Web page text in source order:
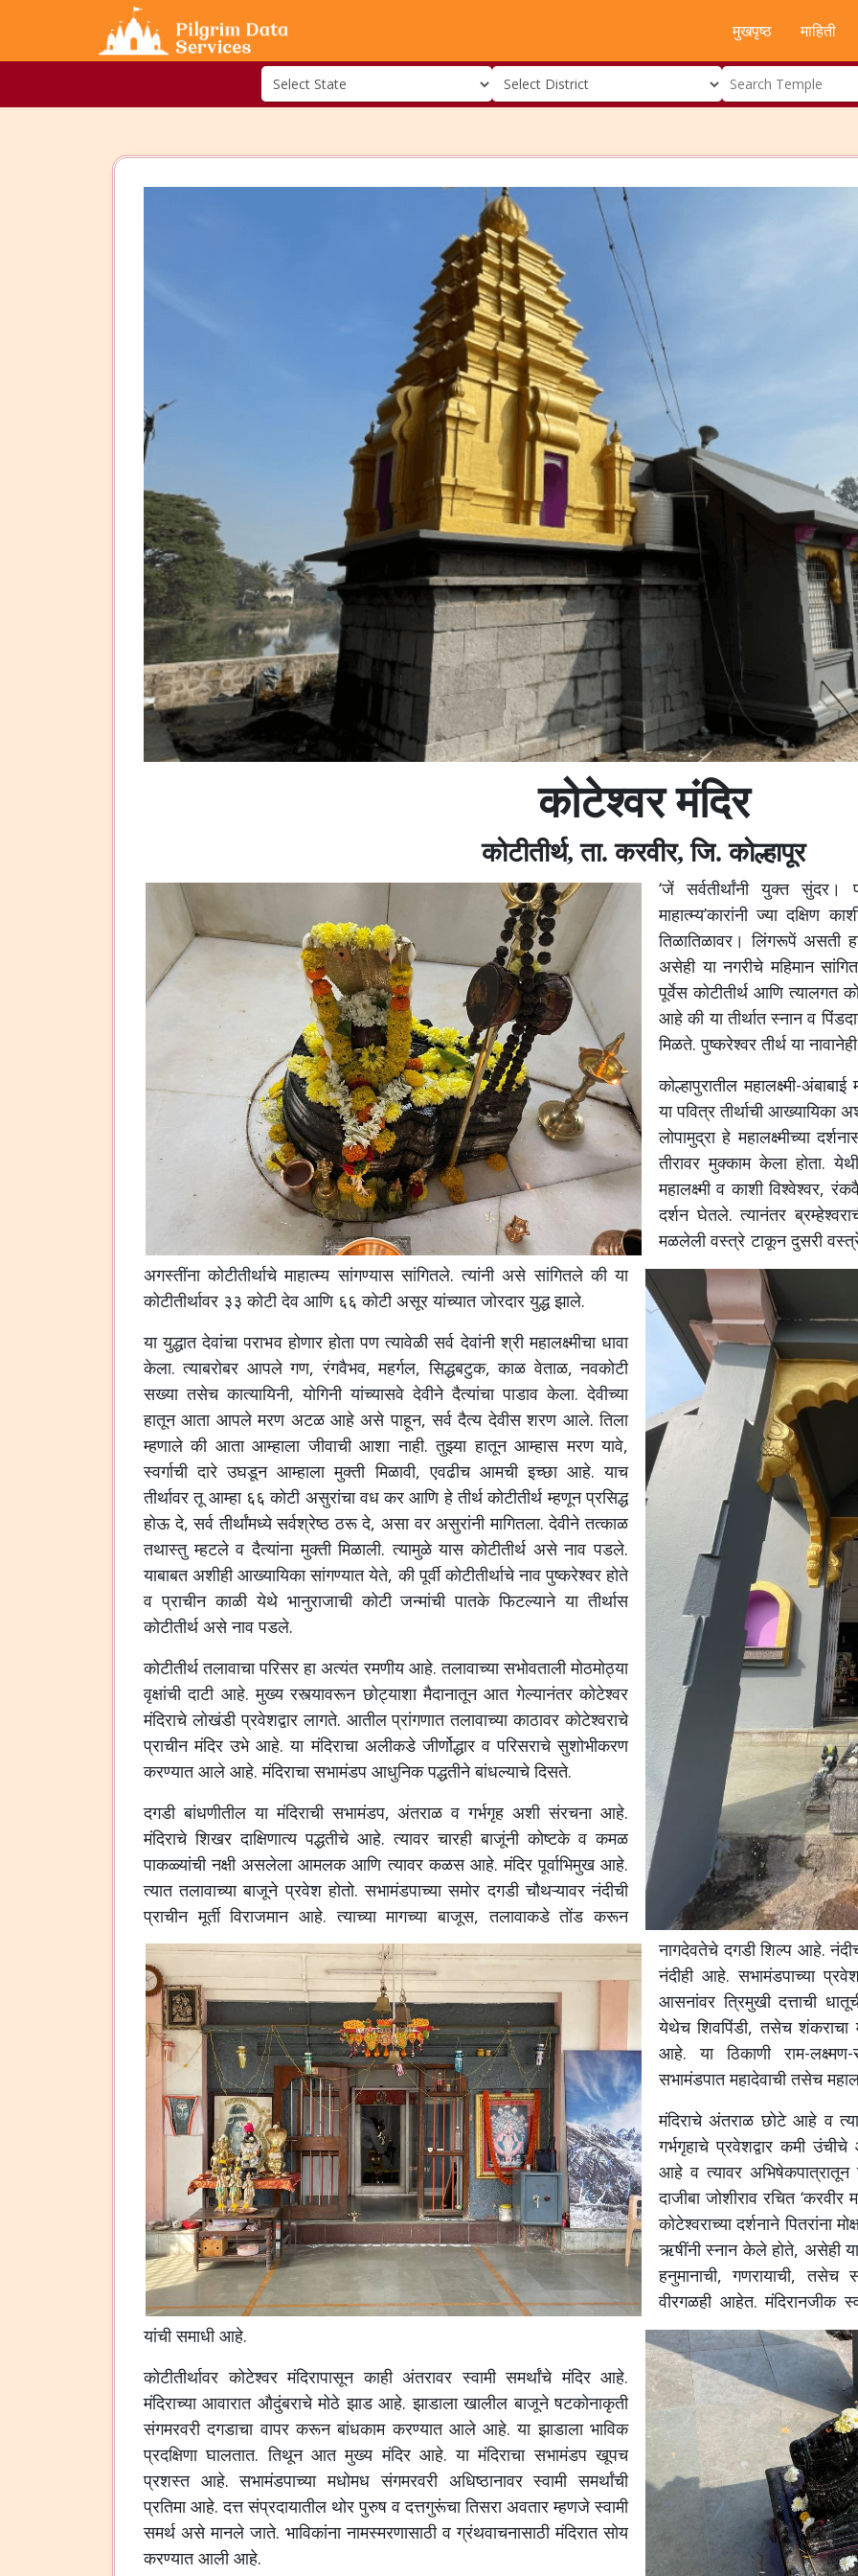
मुखपृष्ठ माहिती
कोटेश्वर मंदिर
कोटीतीर्थ, ता. करवीर, जि. कोल्हापूर
‘जें सर्वतीर्थांनी युक्त सुंदर।
माहात्म्य’कारांनी ज्या
तिळातिळावर। लिंगरूपें असती
असेही या नगरीचे महिमान
पूर्वेस कोटीतीर्थ आणि त्यालगत
आहे की या तीर्थात स्नान व
मिळते. पुष्करेश्वर तीर्थ या
कोल्हापुरातील महालक्ष्मी-
या पवित्र तीर्थाची आख्यायिका
लोपामुद्रा हे महालक्ष्मीच्या
तीरावर मुक्काम केला होता.
महालक्ष्मी व काशी विश्वेश्वर,
दर्शन घेतले. त्यानंतर
मळलेली वस्त्रे टाकून दुसरी
अगस्तींना कोटीतीर्थाचे माहात्म्य सांगण्यास सांगितले. त्यांनी असे सांगितले की या
कोटीतीर्थावर ३३ कोटी देव आणि ६६ कोटी असूर यांच्यात जोरदार युद्ध झाले.
या युद्धात देवांचा पराभव होणार होता पण त्यावेळी सर्व देवांनी श्री महालक्ष्मीचा धावा
केला. त्याबरोबर आपले गण, रंगवैभव, महर्गल, सिद्धबटुक, काळ वेताळ, नवकोटी
सख्या तसेच कात्यायिनी, योगिनी यांच्यासवे देवीने दैत्यांचा पाडाव केला. देवीच्या
हातून आता आपले मरण अटळ आहे असे पाहून, सर्व दैत्य देवीस शरण आले. तिला
म्हणाले की आता आम्हाला जीवाची आशा नाही. तुझ्या हातून आम्हास मरण यावे,
स्वर्गाची दारे उघडून आम्हाला मुक्ती मिळावी, एवढीच आमची इच्छा आहे. याच
तीर्थावर तू आम्हा ६६ कोटी असुरांचा वध कर आणि हे तीर्थ कोटीतीर्थ म्हणून प्रसिद्ध
होऊ दे, सर्व तीर्थांमध्ये सर्वश्रेष्ठ ठरू दे, असा वर असुरांनी मागितला. देवीने तत्काळ
तथास्तु म्हटले व दैत्यांना मुक्ती मिळाली. त्यामुळे यास कोटीतीर्थ असे नाव पडले.
याबाबत अशीही आख्यायिका सांगण्यात येते, की पूर्वी कोटीतीर्थाचे नाव पुष्करेश्वर होते
व प्राचीन काळी येथे भानुराजाची कोटी जन्मांची पातके फिटल्याने या तीर्थास
कोटीतीर्थ असे नाव पडले.
कोटीतीर्थ तलावाचा परिसर हा अत्यंत रमणीय आहे. तलावाच्या सभोवताली मोठमोठ्या
वृक्षांची दाटी आहे. मुख्य रस्त्यावरून छोट्याशा मैदानातून आत गेल्यानंतर कोटेश्वर
मंदिराचे लोखंडी प्रवेशद्वार लागते. आतील प्रांगणात तलावाच्या काठावर कोटेश्वराचे
प्राचीन मंदिर उभे आहे. या मंदिराचा अलीकडे जीर्णोद्धार व परिसराचे सुशोभीकरण
करण्यात आले आहे. मंदिराचा सभामंडप आधुनिक पद्धतीने बांधल्याचे दिसते.
दगडी बांधणीतील या मंदिराची सभामंडप, अंतराळ व गर्भगृह अशी संरचना आहे.
मंदिराचे शिखर दाक्षिणात्य पद्धतीचे आहे. त्यावर चारही बाजूंनी कोष्टके व कमळ
पाकळ्यांची नक्षी असलेला आमलक आणि त्यावर कळस आहे.मंदिर पूर्वाभिमुख आहे.
त्यात तलावाच्या बाजूने प्रवेश होतो. सभामंडपाच्या समोर दगडी चौथऱ्यावर नंदीची
प्राचीन मूर्ती विराजमान आहे. त्याच्या मागच्या बाजूस, तलावाकडे तोंड करून
नागदेवतेचे दगडी शिल्प आहे.
नंदीही आहे. सभामंडपाच्या
आसनांवर त्रिमुखी दत्ताची
येथेच शिवपिंडी, तसेच शंकराचा
आहे. या ठिकाणी राम-
सभामंडपात महादेवाची तसेच
मंदिराचे अंतराळ छोटे आहे व
गर्भगृहाचे प्रवेशद्वार कमी
आहे व त्यावर अभिषेकपात्रातून
दाजीबा जोशीराव रचित ‘करवीर
कोटेश्वराच्या दर्शनाने पितरांना
ऋषींनी स्नान केले होते, असेही
हनुमानाची, गणरायाची, तसेच
वीरगळही आहेत. मंदिरानजीक
यांची समाधी आहे.
कोटीतीर्थावर कोटेश्वर मंदिरापासून काही अंतरावर स्वामी समर्थांचे मंदिर आहे.
मंदिराच्या आवारात औदुंबराचे मोठे झाड आहे. झाडाला खालील बाजूने षटकोनाकृती
संगमरवरी दगडाचा वापर करून बांधकाम करण्यात आले आहे. या झाडाला भाविक
प्रदक्षिणा घालतात. तिथून आत मुख्य मंदिर आहे. या मंदिराचा सभामंडप खूपच
प्रशस्त आहे. सभामंडपाच्या मधोमध संगमरवरी अधिष्ठानावर स्वामी समर्थांची
प्रतिमा आहे. दत्त संप्रदायातील थोर पुरुष व दत्तगुरूंचा तिसरा अवतार म्हणजे स्वामी
समर्थ असे मानले जाते. भाविकांना नामस्मरणासाठी व ग्रंथवाचनासाठी मंदिरात सोय
करण्यात आली आहे.